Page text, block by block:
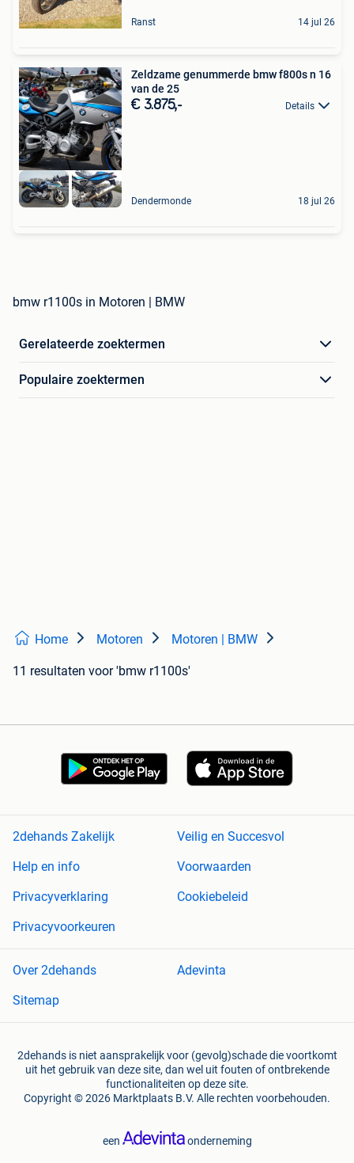
Ranst 14 jul 26
Zeldzame genummerde bmw f800s n 16
van de 25
€ 3.875,- Details
Dendermonde 18 jul 26
bmw r1100s in Motoren | BMW
Gerelateerde zoektermen
Populaire zoektermen
Home Motoren Motoren | BMW
11 resultaten voor 'bmw r1100s'
2dehands Zakelijk
Veilig en Succesvol
Help en info
Voorwaarden
Privacyverklaring
Cookiebeleid
Privacyvoorkeuren
Over 2dehands
Adevinta
Sitemap
2dehands is niet aansprakelijk voor (gevolg)schade die voortkomt
uit het gebruik van deze site, dan wel uit fouten of ontbrekende
functionaliteiten op deze site.
Copyright © 2026 Marktplaats B.V. Alle rechten voorbehouden.
een onderneming